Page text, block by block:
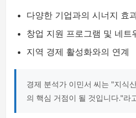
다양한 기업과의 시너지 효
창업 지원 프로그램 및 네트
지역 경제 활성화와의 연계
경제 분석가 이민서 씨는 "지식
의 핵심 거점이 될 것입니다."라